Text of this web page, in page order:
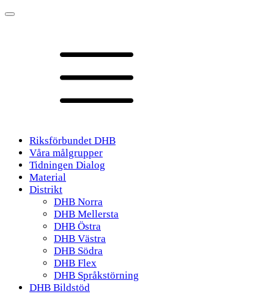
Riksförbundet DHB
Våra målgrupper
Tidningen Dialog
Material
Distrikt
DHB Norra
DHB Mellersta
DHB Östra
DHB Västra
DHB Södra
DHB Flex
DHB Språkstörning
DHB Bildstöd